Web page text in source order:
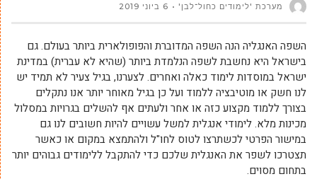
מערכת 'לימודים כחול־לבן' 6 ביוני 2019
השפה האנגליה הנה השפה המדוברת והפופולארית ביותר בעולם. גם
בישראל היא נחשבת לשפה הנלמדת ביותר (שהיא לא עברית) במדינת
ישראל במוסדות לימוד כאלה ואחרים. לצערנו, בגיל צעיר לא תמיד יש
לנו חשק או מוטיבציה ללמוד ועל כן בגיל מאוחר יותר אנו נתקלים
בצורך ללמוד מקצוע כזה או אחר ולעתים אף להשלים בגרויות במסלול
מכינות מלא. לימודי אנגלית למשל עשויים להיות חשובים לנו גם
במישור הפרטי לכשתרצו לטוס לחו"ל ולהתמצא במקום או כאשר
תצטרכו לשפר את האנגלית שלכם כדי להתקבל ללימודים גבוהים יותר
בתחום מסוים.